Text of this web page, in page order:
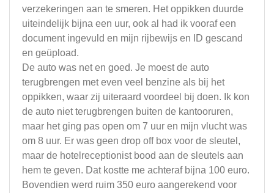
verzekeringen aan te smeren. Het oppikken duurde
uiteindelijk bijna een uur, ook al had ik vooraf een
document ingevuld en mijn rijbewijs en ID gescand
en geüpload.
De auto was net en goed. Je moest de auto
terugbrengen met even veel benzine als bij het
oppikken, waar zij uiteraard voordeel bij doen. Ik kon
de auto niet terugbrengen buiten de kantooruren,
maar het ging pas open om 7 uur en mijn vlucht was
om 8 uur. Er was geen drop off box voor de sleutel,
maar de hotelreceptionist bood aan de sleutels aan
hem te geven. Dat kostte me achteraf bijna 100 euro.
Bovendien werd ruim 350 euro aangerekend voor